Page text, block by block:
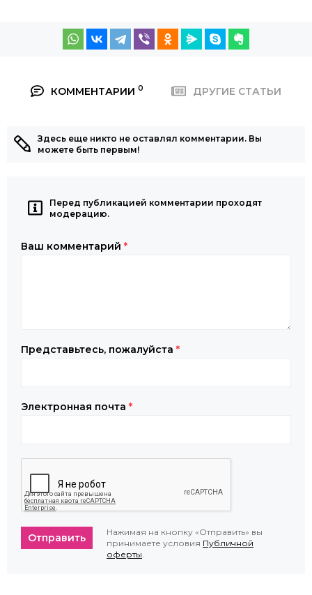
КОММЕНТАРИИ 0 ДРУГИЕ СТАТЬИ
Здесь еще никто не оставлял комментарии. Вы
можете быть первым!
Перед публикацией комментарии проходят
модерацию.
Ваш комментарий *
Представьтесь, пожалуйста *
Электронная почта *
Отправить
Нажимая на кнопку «Отправить» вы
принимаете условия Публичной
оферты